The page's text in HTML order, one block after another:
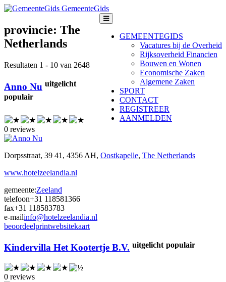
GemeenteGids
GEMEENTEGIDS
Vacatures bij de Overheid
Rijksoverheid Financien
Bouwen en Wonen
Economische Zaken
Algemene Zaken
SPORT
CONTACT
REGISTREER
AANMELDEN
provincie: The
Netherlands
Resultaten 1 - 10 van 2648
Anno Nu uitgelicht
populair
0 reviews
Dorpsstraat, 39 41, 4356 AH, Oostkapelle, The Netherlands
www.hotelzeelandia.nl
gemeente:Zeeland
telefoon+31 118581366
fax+31 118583783
e-mailinfo@hotelzeelandia.nl
beoordeelprintwebsitekaart
Kindervilla Het Kootertje B.V. uitgelicht populair
0 reviews